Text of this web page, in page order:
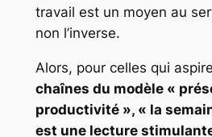
travail est un moyen au
non l’inverse.
Alors, pour celles qui
chaînes du modèle «
productivité », « la
est une lecture